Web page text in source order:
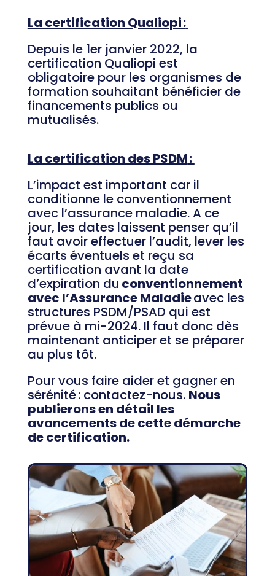
La certification Qualiopi :
Depuis le 1er janvier 2022, la
certification Qualiopi est
obligatoire pour les organismes de
formation souhaitant bénéficier de
financements publics ou
mutualisés.
La certification desPSDM:
L’impact est important car il
conditionne le conventionnement
avec l’assurance maladie. A ce
jour, les dates laissent penser qu’il
faut avoir effectuer l’audit, lever les
écarts éventuels et reçu sa
certification avant la date
d’expiration du conventionnement
avec l’Assurance Maladieavec les
structures PSDM/PSAD qui est
prévue à mi-2024. Il faut donc dès
maintenant anticiper et se préparer
au plus tôt.
Pour vous faire aider et gagner en
sérénité : contactez-nous. Nous
publierons en détail les
avancements de cette démarche
de certification.